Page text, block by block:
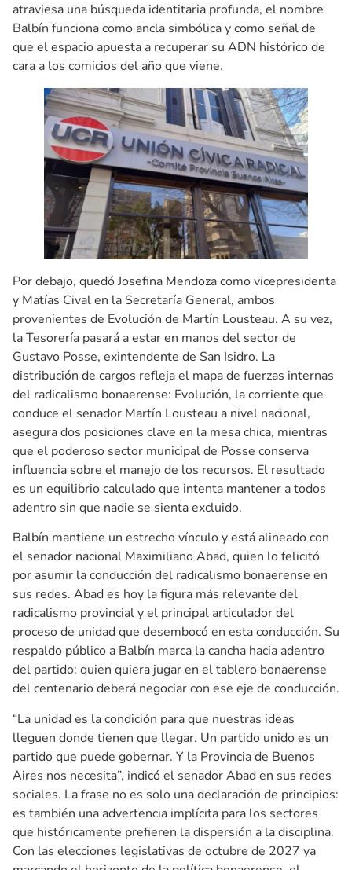
atraviesa una búsqueda identitaria profunda, el nombre
Balbín funciona como ancla simbólica y como señal de
que el espacio apuesta a recuperar su ADN histórico de
cara a los comicios del año que viene.
Por debajo, quedó Josefina Mendoza como vicepresidenta
y Matías Cival en la Secretaría General, ambos
provenientes de Evolución de Martín Lousteau. A su vez,
la Tesorería pasará a estar en manos del sector de
Gustavo Posse, exintendente de San Isidro. La
distribución de cargos refleja el mapa de fuerzas internas
del radicalismo bonaerense: Evolución, la corriente que
conduce el senador Martín Lousteau a nivel nacional,
asegura dos posiciones clave en la mesa chica, mientras
que el poderoso sector municipal de Posse conserva
influencia sobre el manejo de los recursos. El resultado
es un equilibrio calculado que intenta mantener a todos
adentro sin que nadie se sienta excluido.
Balbín mantiene un estrecho vínculo y está alineado con
el senador nacional Maximiliano Abad, quien lo felicitó
por asumir la conducción del radicalismo bonaerense en
sus redes. Abad es hoy la figura más relevante del
radicalismo provincial y el principal articulador del
proceso de unidad que desembocó en esta conducción. Su
respaldo público a Balbín marca la cancha hacia adentro
del partido: quien quiera jugar en el tablero bonaerense
del centenario deberá negociar con ese eje de conducción.
“La unidad es la condición para que nuestras ideas
lleguen donde tienen que llegar. Un partido unido es un
partido que puede gobernar. Y la Provincia de Buenos
Aires nos necesita”, indicó el senador Abad en sus redes
sociales. La frase no es solo una declaración de principios:
es también una advertencia implícita para los sectores
que históricamente prefieren la dispersión a la disciplina.
Con las elecciones legislativas de octubre de 2027 ya